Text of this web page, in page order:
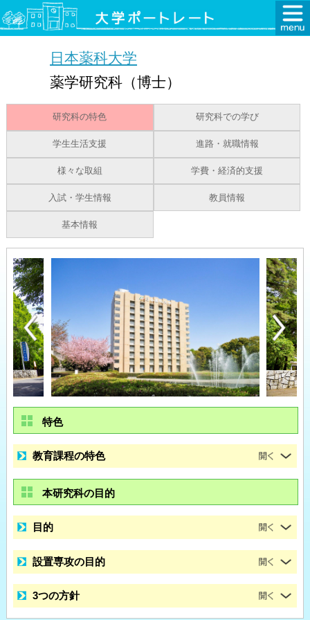
日本薬科大学
薬学研究科（博士）
研究科の特色 研究科での学び
学生生活支援 進路・就職情報
様々な取組 学費・経済的支援
入試・学生情報 教員情報
基本情報
特色
教育課程の特色
本研究科の目的
目的
設置専攻の目的
3つの方針